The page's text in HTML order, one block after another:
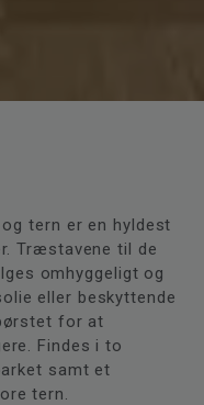
tern er en hyldest
Træstavene til de
omhyggeligt og
eller beskyttende
for at
Findes i to
samt et
tern.